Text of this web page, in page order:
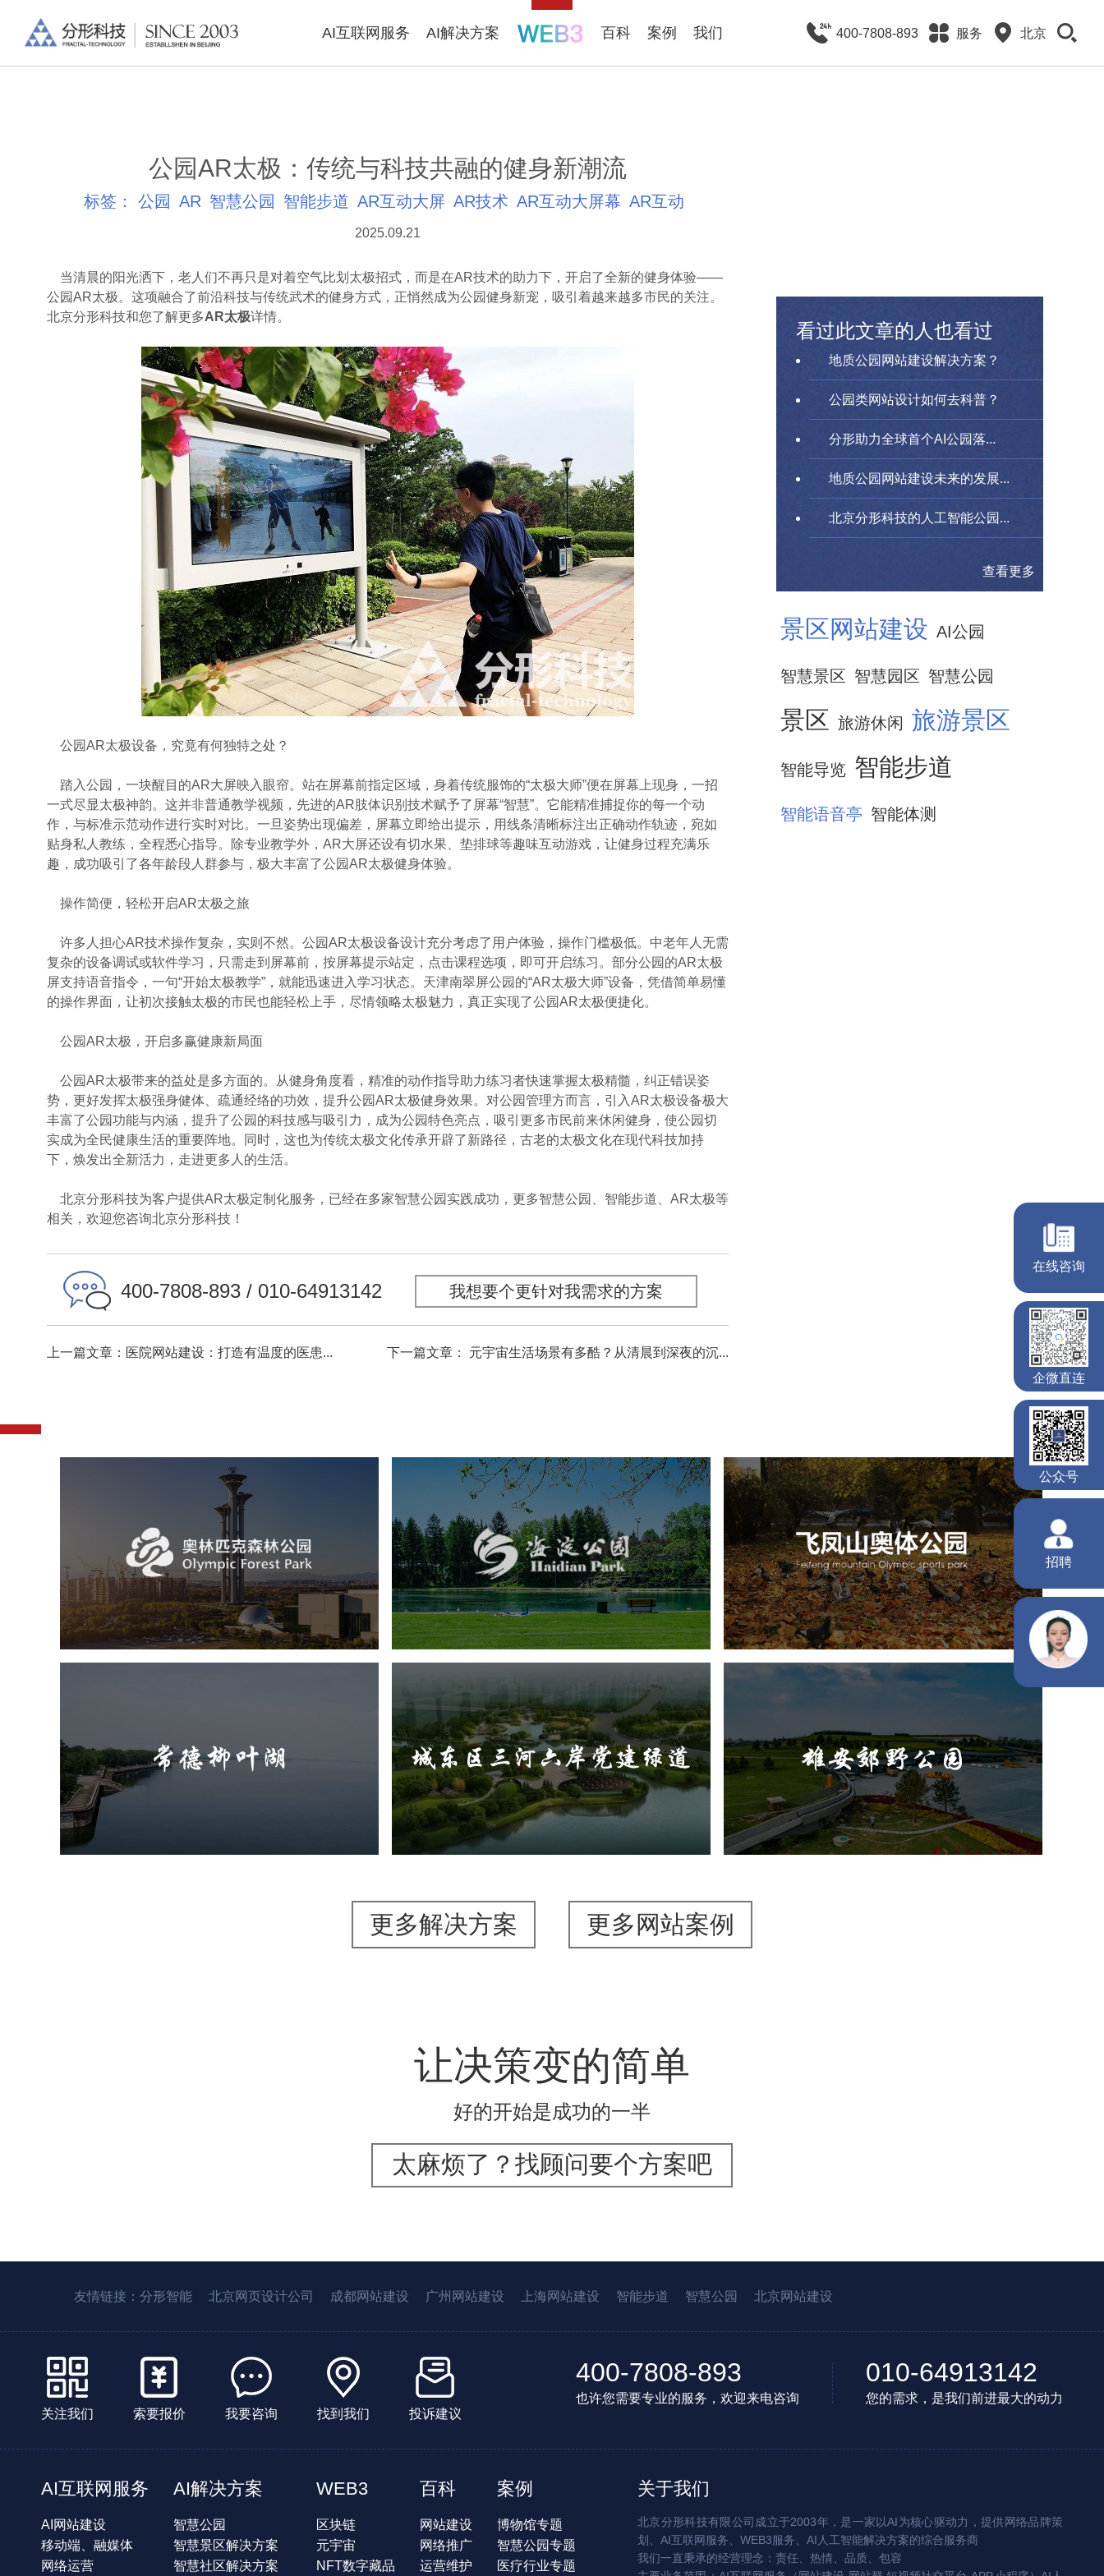
AI互联网服务 AI解决方案 百科 案例 我们 400-7808-893 服务 北京
公园AR太极：传统与科技共融的健身新潮流
标签： 公园 AR 智慧公园 智能步道 AR互动大屏 AR技术 AR互动大屏幕 AR互动
2025.09.21
当清晨的阳光洒下，老人们不再只是对着空气比划太极招式，而是在AR技术的助力下，开启了全新的健身体验——
公园AR太极。这项融合了前沿科技与传统武术的健身方式，正悄然成为公园健身新宠，吸引着越来越多市民的关注。
北京分形科技和您了解更多AR太极详情。
公园AR太极设备，究竟有何独特之处？
踏入公园，一块醒目的AR大屏映入眼帘。站在屏幕前指定区域，身着传统服饰的“太极大师”便在屏幕上现身，一招
一式尽显太极神韵。这并非普通教学视频，先进的AR肢体识别技术赋予了屏幕“智慧”。它能精准捕捉你的每一个动
作，与标准示范动作进行实时对比。一旦姿势出现偏差，屏幕立即给出提示，用线条清晰标注出正确动作轨迹，宛如
贴身私人教练，全程悉心指导。除专业教学外，AR大屏还设有切水果、垫排球等趣味互动游戏，让健身过程充满乐
趣，成功吸引了各年龄段人群参与，极大丰富了公园AR太极健身体验。
操作简便，轻松开启AR太极之旅
许多人担心AR技术操作复杂，实则不然。公园AR太极设备设计充分考虑了用户体验，操作门槛极低。中老年人无需
复杂的设备调试或软件学习，只需走到屏幕前，按屏幕提示站定，点击课程选项，即可开启练习。部分公园的AR太极
屏支持语音指令，一句“开始太极教学”，就能迅速进入学习状态。天津南翠屏公园的“AR太极大师”设备，凭借简单易懂
的操作界面，让初次接触太极的市民也能轻松上手，尽情领略太极魅力，真正实现了公园AR太极便捷化。
公园AR太极，开启多赢健康新局面
公园AR太极带来的益处是多方面的。从健身角度看，精准的动作指导助力练习者快速掌握太极精髓，纠正错误姿
势，更好发挥太极强身健体、疏通经络的功效，提升公园AR太极健身效果。对公园管理方而言，引入AR太极设备极大
丰富了公园功能与内涵，提升了公园的科技感与吸引力，成为公园特色亮点，吸引更多市民前来休闲健身，使公园切
实成为全民健康生活的重要阵地。同时，这也为传统太极文化传承开辟了新路径，古老的太极文化在现代科技加持
下，焕发出全新活力，走进更多人的生活。
北京分形科技为客户提供AR太极定制化服务，已经在多家智慧公园实践成功，更多智慧公园、智能步道、AR太极等
相关，欢迎您咨询北京分形科技！
400-7808-893 / 010-64913142 我想要个更针对我需求的方案
上一篇文章：医院网站建设：打造有温度的医患... 下一篇文章： 元宇宙生活场景有多酷？从清晨到深夜的沉...
看过此文章的人也看过
地质公园网站建设解决方案？
公园类网站设计如何去科普？
分形助力全球首个AI公园落...
地质公园网站建设未来的发展...
北京分形科技的人工智能公园...
查看更多
景区网站建设 AI公园
智慧景区 智慧园区 智慧公园
景区 旅游休闲 旅游景区
智能导览 智能步道
智能语音亭 智能体测
奥体森林公园
旅游休闲 公园 AI人工智能
智慧公园
智慧体育公园
智能步道 智能大数据平台
海淀公园
旅游休闲 公园 AI人工智能
智慧公园
智能步道
智能大数据平台
AR太极
智能语音亭
飞凤山奥体公园
旅游休闲 公园 AI人工智能
智慧公园
智慧体育公园
智能步道
智能大数据平台
AR太极
智能体测
旅游休闲
城东区三河六岸党建绿道
旅游休闲 公园 AI人工智能
智慧公园
智能步道
AR太极 智能大数据平台
旅游休闲 公园 AI人工智能
智慧公园
智能灯杆
智能照明系统 智能垃圾桶
更多解决方案 更多网站案例
让决策变的简单
好的开始是成功的一半
太麻烦了？找顾问要个方案吧
友情链接： 分形智能 北京网页设计公司 成都网站建设 广州网站建设 上海网站建设 智能步道 智慧公园 北京网站建设
关注我们 索要报价 我要咨询 找到我们 投诉建议
400-7808-893
也许您需要专业的服务，欢迎来电咨询
010-64913142
您的需求，是我们前进最大的动力
AI互联网服务
AI网站建设
移动端、融媒体
网络运营
AI解决方案
智慧公园
智慧景区解决方案
智慧社区解决方案
WEB3
区块链
元宇宙
NFT数字藏品
百科
网站建设
网络推广
运营维护
案例
博物馆专题
智慧公园专题
医疗行业专题
关于我们
北京分形科技有限公司成立于2003年，是一家以AI为核心驱动力，提供网络品牌策
划、AI互联网服务、WEB3服务、AI人工智能解决方案的综合服务商
我们一直秉承的经营理念：责任、热情、品质、包容